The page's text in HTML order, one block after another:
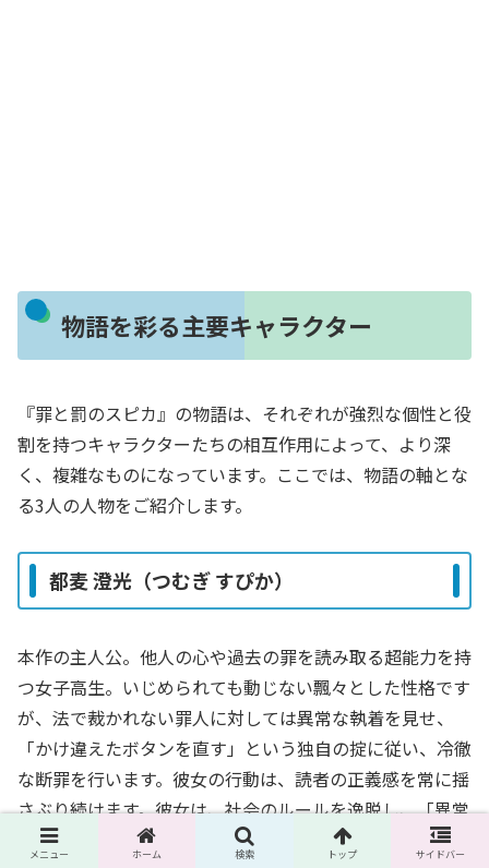
物語を彩る主要キャラクター
『罪と罰のスピカ』の物語は、それぞれが強烈な個性と役
割を持つキャラクターたちの相互作用によって、より深
く、複雑なものになっています。ここでは、物語の軸とな
る3人の人物をご紹介します。
都麦 澄光（つむぎ すぴか）
本作の主人公。他人の心や過去の罪を読み取る超能力を持
つ女子高生。いじめられても動じない飄々とした性格です
が、法で裁かれない罪人に対しては異常な執着を見せ、
「かけ違えたボタンを直す」という独自の掟に従い、冷徹
な断罪を行います。彼女の行動は、読者の正義感を常に揺
さぶり続けます。彼女は、社会のルールを逸脱し、「異常
（罪）を直接排除しようとする異常者」として物語の中心
メニュー ホーム 検索 トップ サイドバー